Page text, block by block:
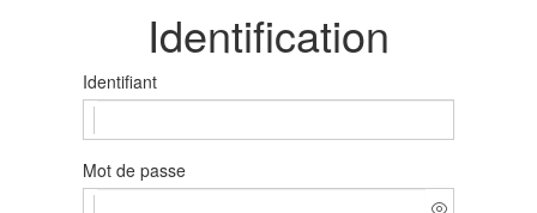
Identification
Identifiant
Mot de passe